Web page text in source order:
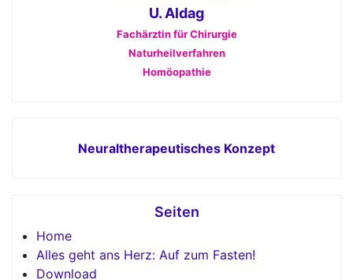
U. Aldag
Fachärztin für Chirurgie
Naturheilverfahren
Homöopathie
Neuraltherapeutisches Konzept
Seiten
Home
Alles geht ans Herz: Auf zum Fasten!
Download